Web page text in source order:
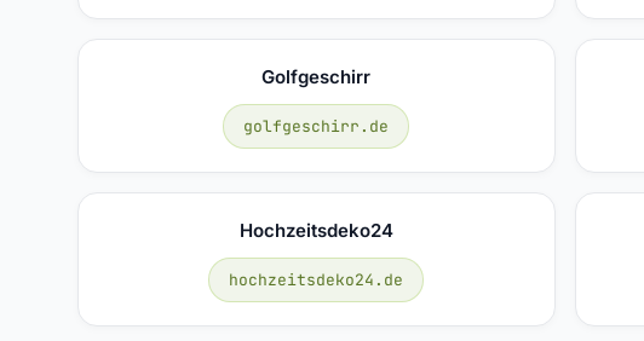
Golfgeschirr
golfgeschirr.de
Hochzeitsdeko24
hochzeitsdeko24.de